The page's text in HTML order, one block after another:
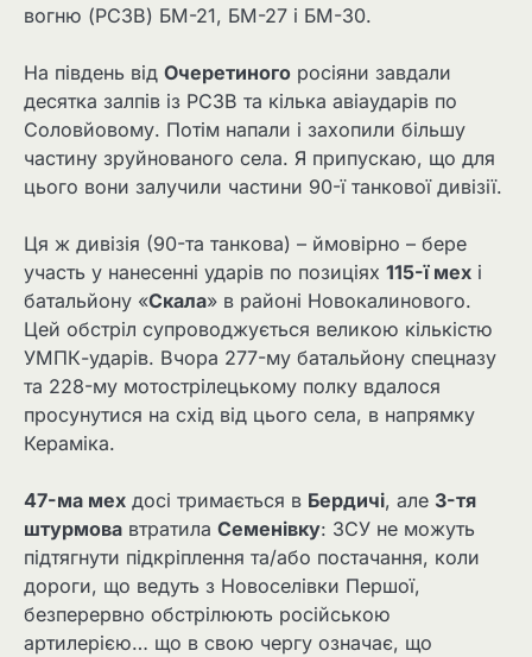
вогню (РСЗВ) БМ-21, БМ-27 і БМ-30.
На південь від Очеретиного росіяни завдали
десятка залпів із РСЗВ та кілька авіаударів по
Соловйовому. Потім напали і захопили більшу
частину зруйнованого села. Я припускаю, що для
цього вони залучили частини 90-ї танкової дивізії.
Ця ж дивізія (90-та танкова) – ймовірно – бере
участь у нанесенні ударів по позиціях 115-ї мех і
батальйону «Скала» в районі Новокалинового.
Цей обстріл супроводжується великою кількістю
УМПК-ударів. Вчора 277-му батальйону спецназу
та 228-му мотострілецькому полку вдалося
просунутися на схід від цього села, в напрямку
Кераміка.
47-ма мех досі тримається в Бердичі, але 3-тя
штурмова втратила Семенівку: ЗСУ не можуть
підтягнути підкріплення та/або постачання, коли
дороги, що ведуть з Новоселівки Першої,
безперервно обстрілюють російською
артилерією… що в свою чергу означає, що